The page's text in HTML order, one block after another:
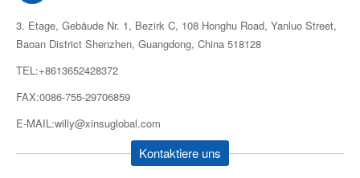
3. Etage, Gebäude Nr. 1, Bezirk C, 108 Honghu Road, Yanluo Street,
Baoan District Shenzhen, Guangdong, China 518128
TEL:+8613652428372
FAX:0086-755-29706859
E-MAIL:willy@xinsuglobal.com
Kontaktiere uns